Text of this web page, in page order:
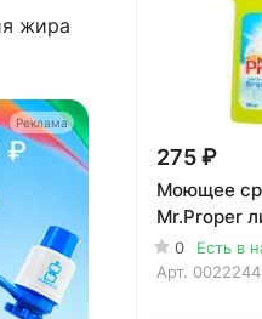
275 ₽
Моющее
Mr.Proper
0
Есть в
Арт. 0022244
жира
Реклама